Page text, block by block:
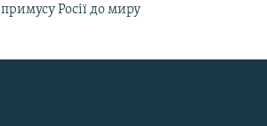
примусу Росії до миру